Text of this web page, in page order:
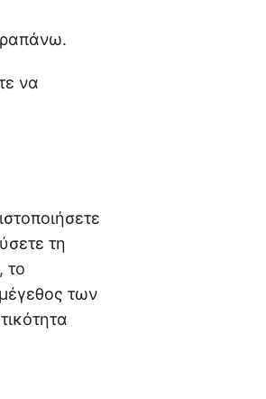
να
τη
το
των